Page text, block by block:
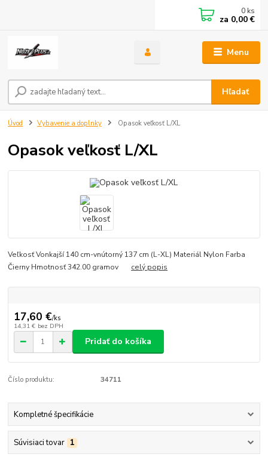
Menu
Hľadať
0 ks
za 0,00 €
Úvod Vybavenie a doplnky Opasok veľkosť L/XL
Opasok veľkosť L/XL
Veľkosť Vonkajší 140 cm-vnútorný 137 cm (L-XL) Materiál Nylon Farba
Čierny Hmotnosť 342.00 gramov celý popis
17,60 €/ks
14,31 € bez DPH
Pridať do košíka
Číslo produktu: 34711
Kompletné špecifikácie
Súvisiaci tovar 1